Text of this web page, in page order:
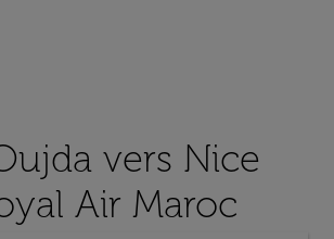
vers Nice
Air Maroc